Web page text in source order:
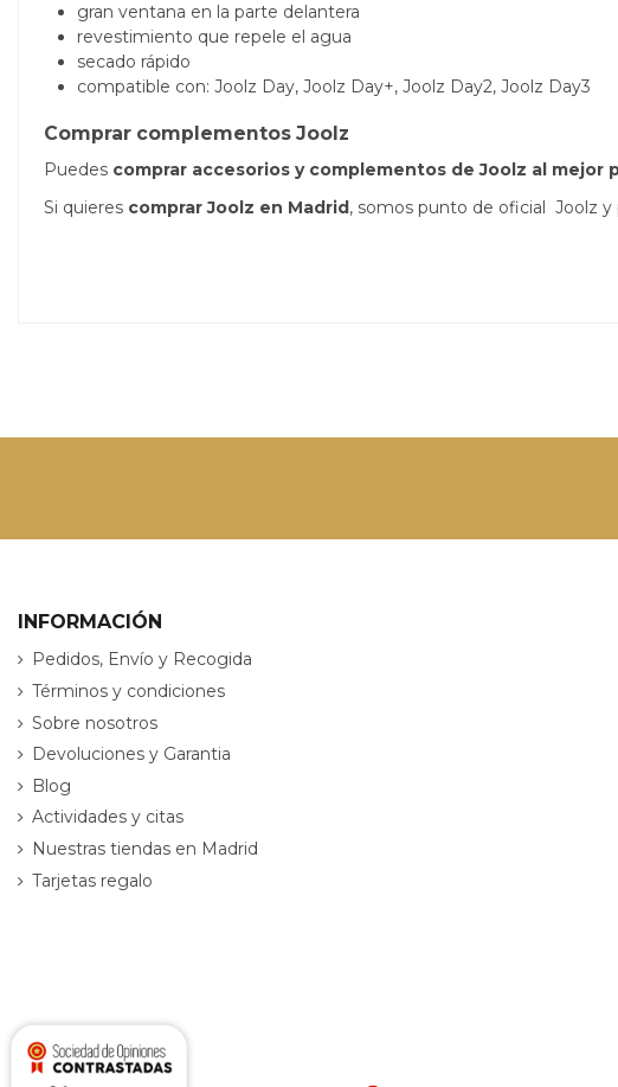
gran ventana en la parte delantera
revestimiento que repele el agua
secado rápido
compatible con: Joolz Day, Joolz Day+, Joolz Day2, Joolz Day3
Comprar complementos Joolz
Puedes comprar accesorios y complementos de Joolz al mejor
Si quieres comprar Joolz en Madrid, somos punto de oficial Joolz y
INFORMACIÓN
Pedidos, Envío y Recogida
Términos y condiciones
Sobre nosotros
Devoluciones y Garantia
Blog
Actividades y citas
Nuestras tiendas en Madrid
Tarjetas regalo